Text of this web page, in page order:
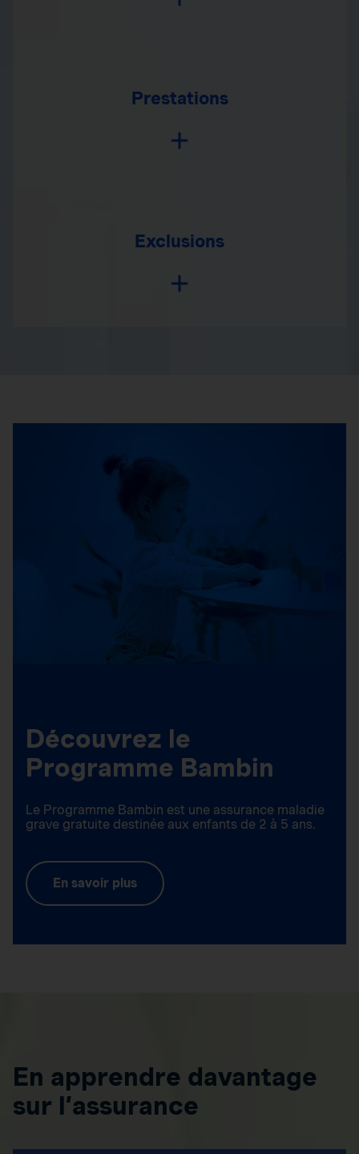
Prestations
Exclusions
Découvrez le
Programme Bambin
Le Programme Bambin est une assurance maladie
grave gratuite destinée aux enfants de 2 à 5 ans.
En savoir plus
En apprendre davantage
sur l’assurance